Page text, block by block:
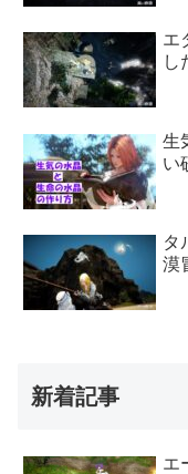
エ
し
生
い
タ
漠
新着記事
エ